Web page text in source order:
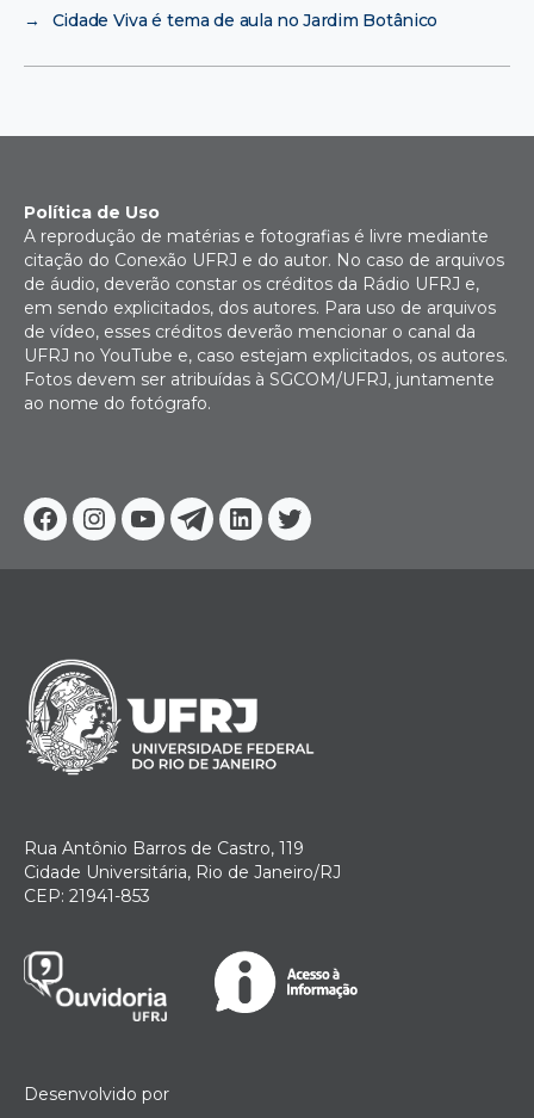
→
Cidade Viva é tema de aula no Jardim Botânico
Facebook
Instagram
YoutubeTelegram
Linkedin
Twitter
Política de Uso
A reprodução de matérias e fotografias é livre mediante
citação do Conexão UFRJ e do autor. No caso de arquivos
de áudio, deverão constar os créditos da Rádio UFRJ e,
em sendo explicitados, dos autores. Para uso de arquivos
de vídeo, esses créditos deverão mencionar o canal da
UFRJ no YouTube e, caso estejam explicitados, os autores.
Fotos devem ser atribuídas à SGCOM/UFRJ, juntamente
ao nome do fotógrafo.
Rua Antônio Barros de Castro, 119
Cidade Universitária, Rio de Janeiro/RJ
CEP: 21941-853
Desenvolvido por